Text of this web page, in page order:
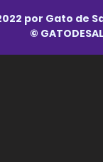
por Gato de
©